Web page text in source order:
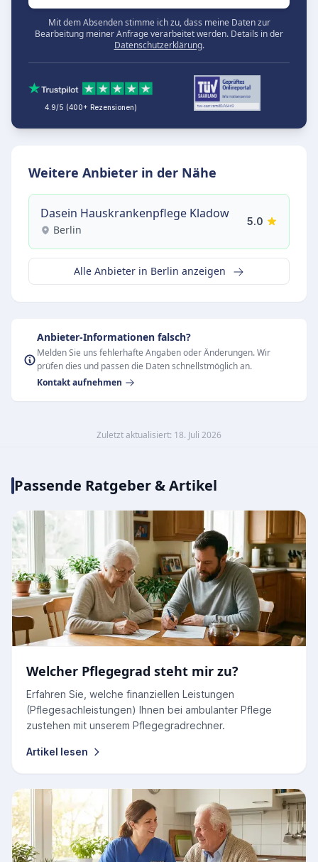
Mit dem Absenden stimme ich zu, dass meine Daten zur
Bearbeitung meiner Anfrage verarbeitet werden. Details in der
Datenschutzerklärung.
4.9/5 (400+ Rezensionen)
Weitere Anbieter in der Nähe
Dasein Hauskrankenpflege Kladow
Berlin
5.0
Alle Anbieter in Berlin anzeigen
Anbieter-Informationen falsch?
Melden Sie uns fehlerhafte Angaben oder Änderungen. Wir
prüfen dies und passen die Daten schnellstmöglich an.
Kontakt aufnehmen
Zuletzt aktualisiert: 18. Juli 2026
Passende Ratgeber & Artikel
Welcher Pflegegrad steht mir zu?
Erfahren Sie, welche finanziellen Leistungen
(Pflegesachleistungen) Ihnen bei ambulanter Pflege
zustehen mit unserem Pflegegradrechner.
Artikel lesen